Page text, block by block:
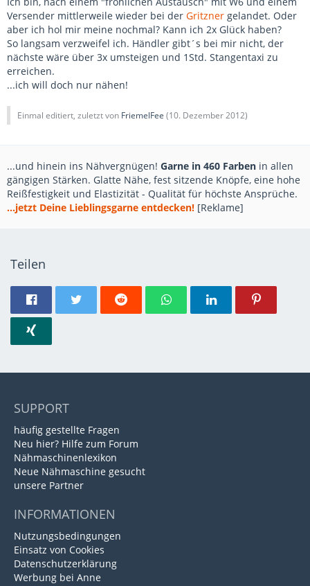
Versender mittlerweile wieder bei der Gritzner gelandet. Oder
aber ich hol mir meine nochmal? Kann ich 2x Glück haben?
So langsam verzweifel ich. Händler gibt´s bei mir nicht, der
nächste wäre über 3x umsteigen und 1Std. Stangentaxi zu
erreichen.
...ich will doch nur nähen!
Einmal editiert, zuletzt von FriemelFee (10. Dezember 2012)
...und hinein ins Nähvergnügen! Garne in 460 Farben in allen
gängigen Stärken. Glatte Nähe, fest sitzende Knöpfe, eine hohe
Reißfestigkeit und Elastizität - Qualität für höchste Ansprüche.
...jetzt Deine Lieblingsgarne entdecken! [Reklame]
Teilen
SUPPORT
häufig gestellte Fragen
Neu hier? Hilfe zum Forum
Nähmaschinenlexikon
Neue Nähmaschine gesucht
unsere Partner
INFORMATIONEN
Nutzungsbedingungen
Einsatz von Cookies
Datenschutzerklärung
Werbung bei Anne